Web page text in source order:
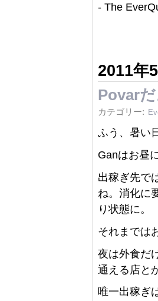
- The
2011年
Povar
カテゴリー:
ふう、暑い
Ganはお昼
出稼ぎ先で
ね。消化に
り状態に。
それまでは
夜は外食だ
通える店と
唯一出稼ぎ